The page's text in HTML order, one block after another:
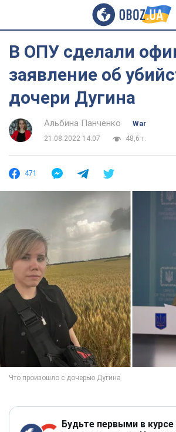
В ОПУ сделали
заявление об
дочери Дугина
Альбина Панченко
War
21.08.2022 14:07
48,6 т.
471
Будьте первыми в курсе